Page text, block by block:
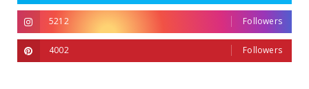
5212 Followers
4002 Followers